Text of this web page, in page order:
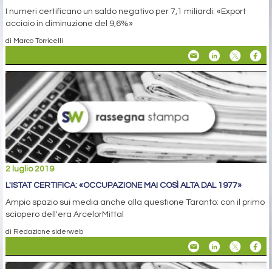
I numeri certificano un saldo negativo per 7,1 miliardi: «Export
acciaio in diminuzione del 9,6%»
di Marco Torricelli
2 luglio 2019
L'ISTAT CERTIFICA: «OCCUPAZIONE MAI COSÌ ALTA DAL 1977»
Ampio spazio sui media anche alla questione Taranto: con il primo
sciopero dell'era ArcelorMittal
di Redazione siderweb